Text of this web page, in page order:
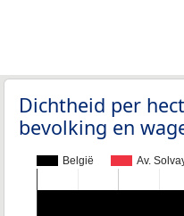
Dichtheid per
bevolking en
België Av.